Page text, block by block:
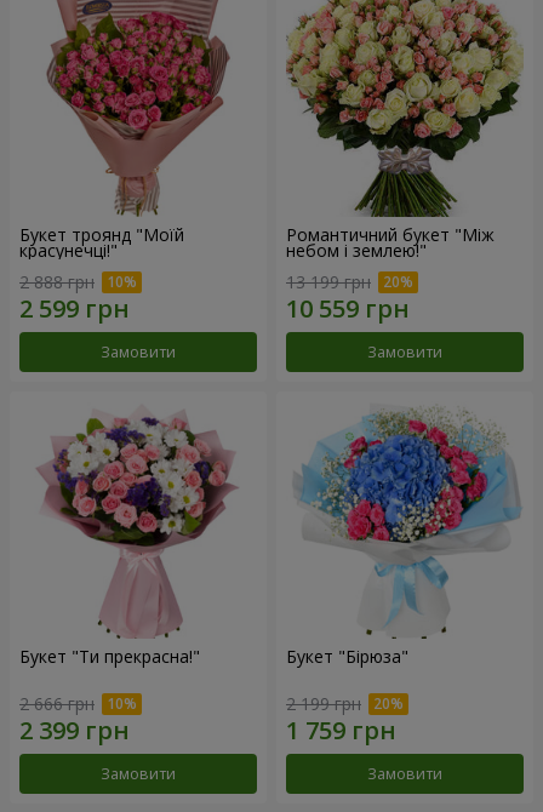
Букет троянд "Моїй
красунечці!"
2 888 грн
Замовити
Романтичний букет "Між
небом і землею!"
13 199 грн
Замовити
Букет "Ти прекрасна!"
2 666 грн
Замовити
Букет "Бірюза"
2 199 грн
Замовити